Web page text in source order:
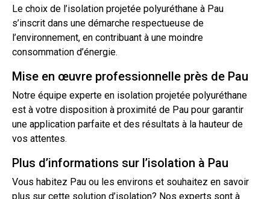
Le choix de l’isolation projetée polyuréthane à Pau
s’inscrit dans une démarche respectueuse de
l’environnement, en contribuant à une moindre
consommation d’énergie.
Mise en œuvre professionnelle près de Pau
Notre équipe experte en isolation projetée polyuréthane
est à votre disposition à proximité de Pau pour garantir
une application parfaite et des résultats à la hauteur de
vos attentes.
Plus d’informations sur l’isolation à Pau
Vous habitez Pau ou les environs et souhaitez en savoir
plus sur cette solution d’isolation? Nos experts sont à